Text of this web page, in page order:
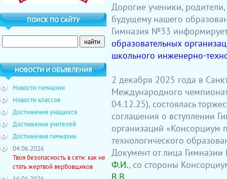
ПОИСК ПО САЙТУ
НОВОСТИ И ОБЪЯВЛЕНИЯ
Новости гимназии
Новости классов
Достижения учащихся
Достижения учителей
Достижения гимназии
04.06.2026
Твоя безопасность в сети: как не
стать жертвой вербовщиков
Дорогие ученики,
будущему нашего
Гимназия №33
образовательных
школьного инженерно-
2 декабря 2025 года в
Международного
04.12.25), состоялась
соглашения о вступлении
организаций «Консорциум
технологического
Документ от лица
Ф.И., со стороны
В.В.